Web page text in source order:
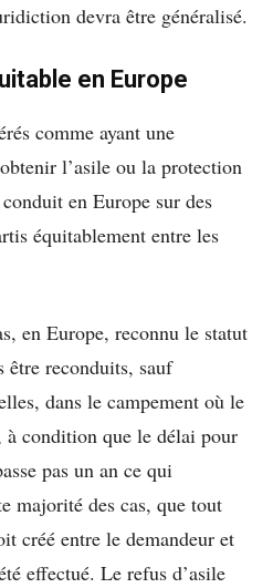
devra être généralisé.
en Europe
comme ayant une
l’asile ou la protection
en Europe sur des
équitablement entre les
en Europe, reconnu le statut
être reconduits, sauf
dans le campement où le
condition que le délai pour
pas un an ce qui
majorité des cas, que tout
créé entre le demandeur et
effectué. Le refus d’asile